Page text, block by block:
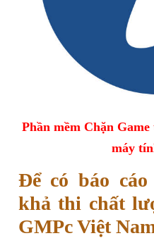
Phần mềm Chặn
máy
Để có báo
khả thi chất
GMPc Việt